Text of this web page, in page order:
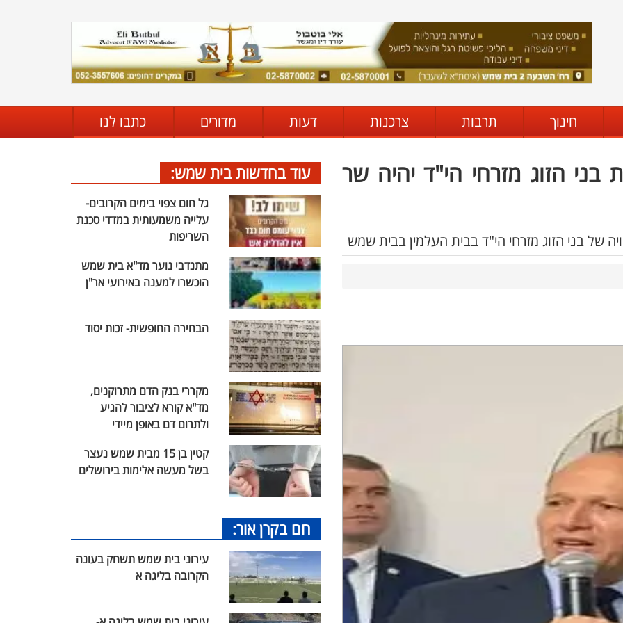
חינוך תרבות צרכנות דעות מדורים כתבו לנו
בני הזוג מזרחי הי"ד יהיה שר
של בני הזוג מזרחי הי"ד בבית העלמין בבית שמש
עוד בחדשות בית שמש:
גל חום צפוי בימים הקרובים-
עלייה משמעותית במדדי סכנת
השריפות
מתנדבי נוער מד"א בית שמש
הוכשרו למענה באירועי אר"ן
הבחירה החופשית- זכות יסוד
מקררי בנק הדם מתרוקנים,
מד"א קורא לציבור להגיע
ולתרום דם באופן מיידי
קטין בן 15 מבית שמש נעצר
בשל מעשה אלימות בירושלים
חם בקרן אור:
עירוני בית שמש תשחק בעונה
הקרובה בליגה א